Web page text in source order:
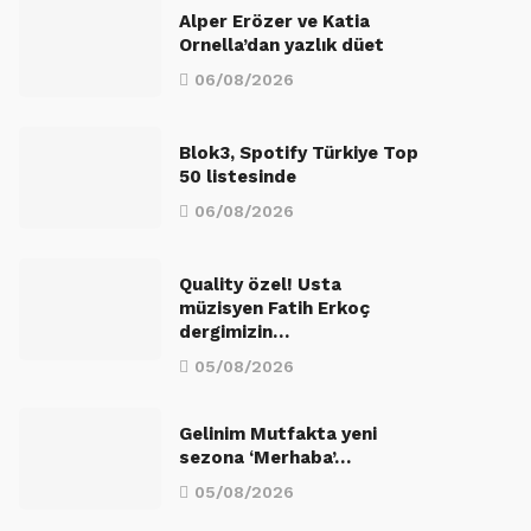
Alper Erözer ve Katia
Ornella’dan yazlık düet
06/08/2026
Blok3, Spotify Türkiye Top
50 listesinde
06/08/2026
Quality özel! Usta
müzisyen Fatih Erkoç
dergimizin…
05/08/2026
Gelinim Mutfakta yeni
sezona ‘Merhaba’…
05/08/2026